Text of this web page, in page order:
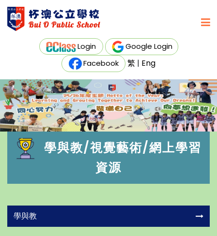
Login
Google Login
Facebook
繁 | Eng
學與教/視覺藝術/網上學習
資源
學與教